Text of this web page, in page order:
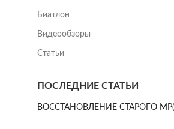
Биатлон
Видеообзоры
Статьи
ПОСЛЕДНИЕ СТАТЬИ
ВОССТАНОВЛЕНИЕ СТАРОГО